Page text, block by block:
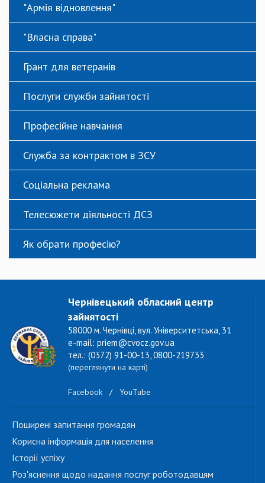
"Армія відновлення"
"Власна справа"
Грант для ветеранів
Послуги служби зайнятості
Професійне навчання
Служба за контрактом в ЗСУ
Соціальна реклама
Телесюжети діяльності ДСЗ
Як обрати професію?
Чернівецький обласний центр
зайнятості
58000 м. Чернівці, вул. Університетська, 31
e-mail: priem@cvocz.gov.ua
тел.: (0372) 91-00-13, 0800-219733
(переглянути на карті)
Facebook / YouTube
Поширені запитання громадян
Корисна інформація для населення
Історії успіху
Роз'яснення щодо надання послуг роботодавцям